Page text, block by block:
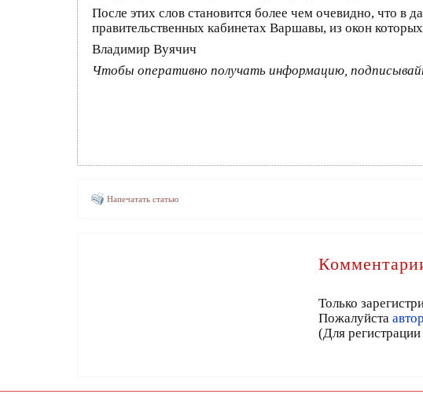
После этих слов становится более чем очевидно, что
правительственных кабинетах Варшавы, из окон
Владимир Вуячич
Чтобы оперативно получать информацию,
Напечатать статью
Только
Пожалуйста
(Для